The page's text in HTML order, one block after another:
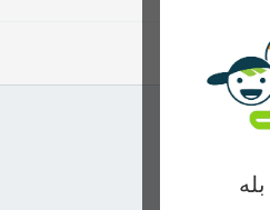
به بالا